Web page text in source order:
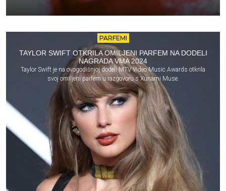
PARFEMI
TAYLOR SWIFT OTKRILA OMILJENI PARFEM NA DODELI
NAGRADA VMA 2024
Taylor Swift je na ovogodišnjoj dodeli MTV Video Music Awards otkrila
svoj omiljeni parfem u razgovoru s Xunami Muse.